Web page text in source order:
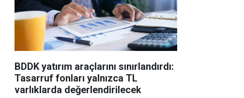
BDDK yatırım araçlarını sınırlandırdı:
Tasarruf fonları yalnızca TL
varlıklarda değerlendirilecek